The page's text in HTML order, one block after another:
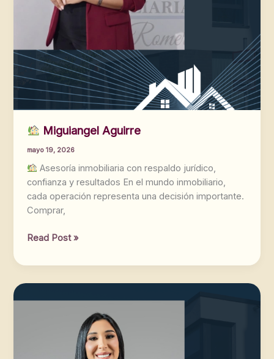
Miguiangel Aguirre
mayo 19, 2026
Asesoría inmobiliaria con respaldo jurídico,
confianza y resultados En el mundo inmobiliario,
cada operación representa una decisión importante.
Comprar,
Aguirre
Read Post »